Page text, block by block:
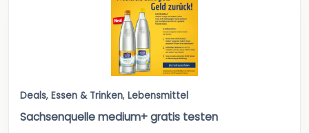
Deals, Essen & Trinken, Lebensmittel
Sachsenquelle medium+ gratis testen